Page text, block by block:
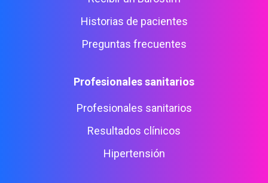
Historias de pacientes
Preguntas frecuentes
Profesionales sanitarios
Profesionales sanitarios
Resultados clínicos
Hipertensión